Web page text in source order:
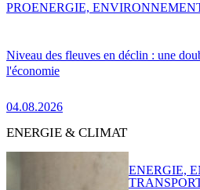
Niveau des fleuves en déclin : une
l'économie
04.08.2026
PROENERGIE,
ENERGIE & CLIMAT
ENERGIE,